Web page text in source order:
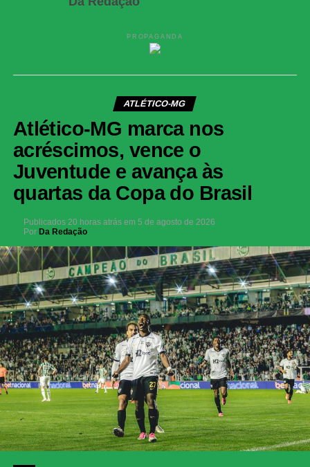
PROPAGANDA
ATLÉTICO-MG
Atlético-MG marca nos
acréscimos, vence o
Juventude e avança às
quartas da Copa do Brasil
Publicados 20 horas atrás em 5 de agosto de 2026
Por Da Redação